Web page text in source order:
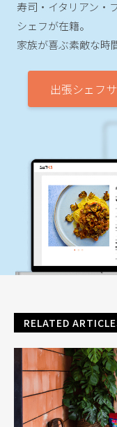
寿司・イタリアン・
シェフが在籍。
家族が喜ぶ素敵な時
出張シェフ
RELATED